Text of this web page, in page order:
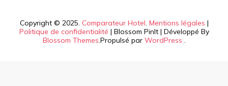
Copyright © 2025. Comparateur Hotel. Mentions légales |
Politique de confidentialité | Blossom PinIt | Développé By
Blossom Themes.Propulsé par WordPress .